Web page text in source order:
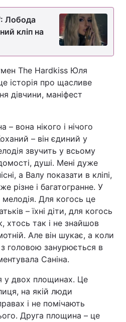
Лобода
кліп на
The Hardkiss Юля
історія про щасливе
дівчини, маніфест
вона нікого і нічого
– він єдиний у
звучить у всьому
душі. Мені дуже
а Валу показати в кліпі,
різне і багатогранне. У
Для когось це
– їхні діти, для когось
хтось так і не знайшов
Але він шукає, а коли
головою занурюється в
Саніна.
у двох площинах. Це
на якій люди
і не помічають
Друга площина – це